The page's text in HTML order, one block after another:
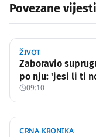
Povezane vijesti
ŽIVOT
Zaboravio
po nju: 'jesi li ti
09:10
CRNA KRONIKA